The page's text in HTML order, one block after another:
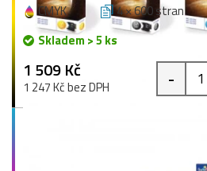
CMYK 4 × 600 stran
Skladem > 5 ks
1 509 Kč
1 247 Kč bez DPH -